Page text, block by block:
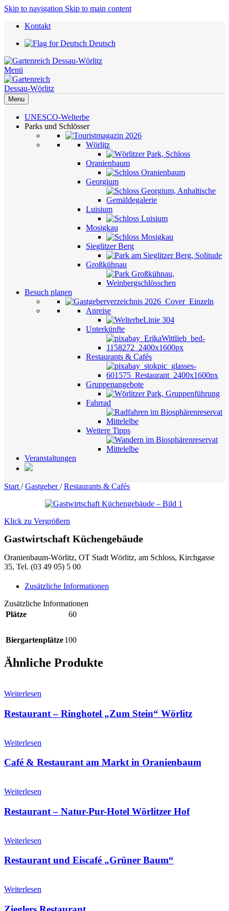
Skip to navigation Skip to main content
Kontakt
Deutsch
Menü
Menu
UNESCO-Welterbe
Parks und Schlösser
Wörlitz
Oranienbaum
Georgium
Luisium
Mosigkau
Sieglitzer Berg
Großkühnau
Besuch planen
Anreise
Unterkünfte
Restaurants & Cafés
Gruppenangebote
Fahrrad
Weitere Tipps
Veranstaltungen
Start / Gastgeber/ Restaurants & Cafés
Klick zu Vergrößern
Gastwirtschaft Küchengebäude
Oranienbaum-Wörlitz, OT Stadt Wörlitz, am Schloss, Kirchgasse
35, Tel. (03 49 05) 5 00
Zusätzliche Informationen
Zusätzliche Informationen
Plätze
60
Biergartenplätze100
Ähnliche Produkte
Weiterlesen
Restaurant – Ringhotel „Zum Stein“ Wörlitz
Weiterlesen
Café & Restaurant am Markt in Oranienbaum
Weiterlesen
Restaurant – Natur-Pur-Hotel Wörlitzer Hof
Weiterlesen
Restaurant und Eiscafé „Grüner Baum“
Weiterlesen